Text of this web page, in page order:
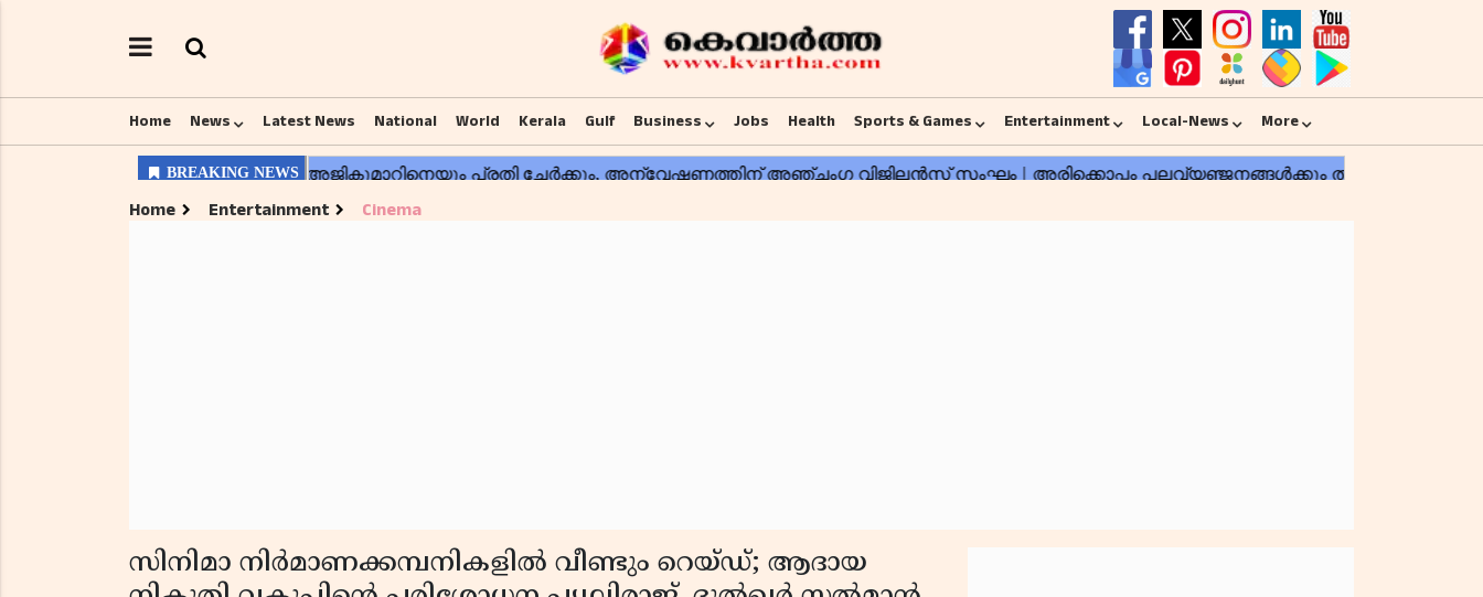
Home News Latest News National World Kerala Gulf Business Jobs Health Sports & Games Entertainment Local-News More
Home Entertainment Cinema
സിനിമാ നിര്‍മാണക്കമ്പനികളില്‍ വീണ്ടും റെയ്ഡ്; ആദായ